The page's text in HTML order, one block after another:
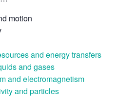
motion
and energy transfers
and gases
and electromagnetism
and particles